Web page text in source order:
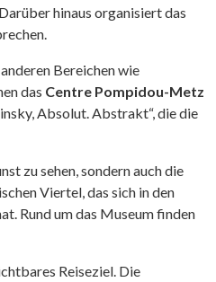
hinaus organisiert das
Bereichen wie
das Centre Pompidou-Metz
Absolut. Abstrakt“, die die
zu sehen, sondern auch die
Viertel, das sich in den
Rund um das Museum finden
Reiseziel. Die